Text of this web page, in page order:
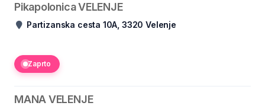
Pikapolonica VELENJE
Partizanska cesta 10A, 3320 Velenje
Zaprto
MANA VELENJE